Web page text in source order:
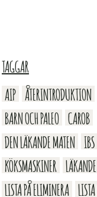
TAGGAR
AIP
ÅTERINTRODUKTION
BARN OCH PALEO CAROB
DEN LÄKANDE MATEN IBS
KÖKSMASKINER
LISTA PÅ ELIMINERA